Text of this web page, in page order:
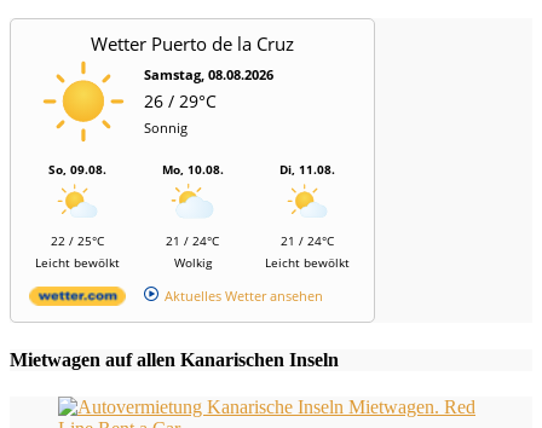
Wetter Puerto de la Cruz
Samstag, 08.08.2026
26 / 29°C
Sonnig
So, 09.08.
22 / 25°C
Leicht bewölkt
Mo, 10.08.
21 / 24°C
Wolkig
Di, 11.08.
21 / 24°C
Leicht bewölkt
Aktuelles Wetter ansehen
Mietwagen auf allen Kanarischen Inseln